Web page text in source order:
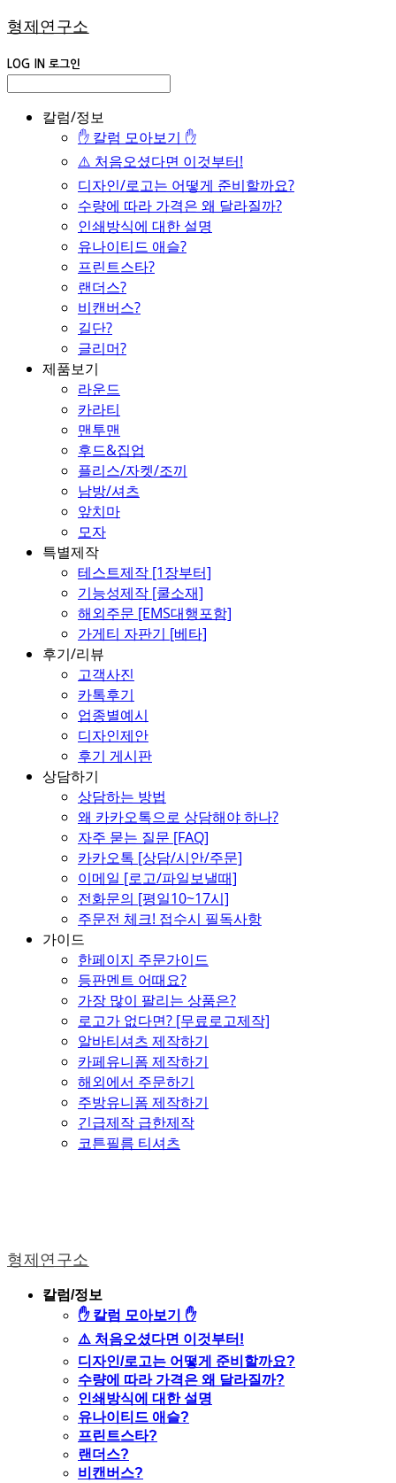
형제연구소
LOG IN 로그인
칼럼/정보
✋ 칼럼 모아보기 ✋
⚠️ 처음오셨다면 이것부터!
디자인/로고는 어떻게 준비할까요?
수량에 따라 가격은 왜 달라질까?
인쇄방식에 대한 설명
유나이티드 애슬?
프린트스타?
랜더스?
비캔버스?
길단?
글리머?
제품보기
라운드
카라티
맨투맨
후드&집업
플리스/자켓/조끼
남방/셔츠
앞치마
모자
특별제작
테스트제작 [1장부터]
기능성제작 [쿨소재]
해외주문 [EMS대행포함]
가게티 자판기 [베타]
후기/리뷰
고객사진
카톡후기
업종별예시
디자인제안
후기 게시판
상담하기
상담하는 방법
왜 카카오톡으로 상담해야 하나?
자주 묻는 질문 [FAQ]
카카오톡 [상담/시안/주문]
이메일 [로고/파일보낼때]
전화문의 [평일10~17시]
주문전 체크! 접수시 필독사항
가이드
한페이지 주문가이드
등판멘트 어때요?
가장 많이 팔리는 상품은?
로고가 없다면? [무료로고제작]
알바티셔츠 제작하기
카페유니폼 제작하기
해외에서 주문하기
주방유니폼 제작하기
긴급제작 급한제작
코튼필름 티셔츠
형제연구소
칼럼/정보
✋ 칼럼 모아보기 ✋
⚠️ 처음오셨다면 이것부터!
디자인/로고는 어떻게 준비할까요?
수량에 따라 가격은 왜 달라질까?
인쇄방식에 대한 설명
유나이티드 애슬?
프린트스타?
랜더스?
비캔버스?